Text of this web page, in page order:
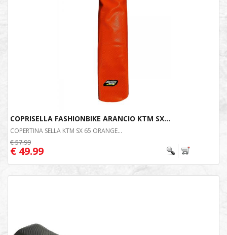
COPRISELLA FASHIONBIKE ARANCIO KTM SX...
COPERTINA SELLA KTM SX 65 ORANGE...
€ 57.99
€ 49.99